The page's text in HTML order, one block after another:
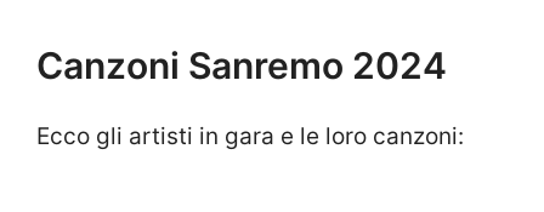
Canzoni Sanremo 2024
Ecco gli artisti in gara e le loro canzoni: